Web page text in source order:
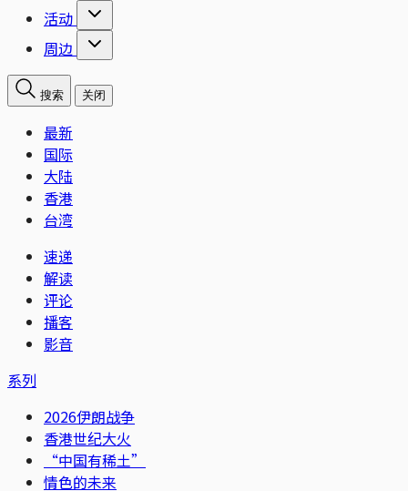
活动
周边
搜索 关闭
最新
国际
大陆
香港
台湾
速递
解读
评论
播客
影音
系列
2026伊朗战争
香港世纪大火
“中国有稀土”
情色的未来